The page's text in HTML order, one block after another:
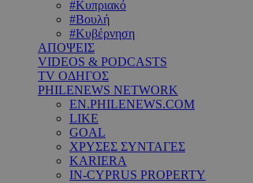
#Κυπριακό
#Βουλή
#Κυβέρνηση
ΑΠΟΨΕΙΣ
VIDEOS & PODCASTS
TV ΟΔΗΓΟΣ
PHILENEWS NETWORK
EN.PHILENEWS.COM
LIKE
GOAL
ΧΡΥΣΕΣ ΣΥΝΤΑΓΕΣ
KARIERA
IN-CYPRUS PROPERTY